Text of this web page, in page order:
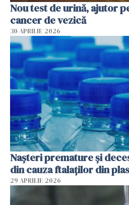
Nou test de urină, ajutor
cancer de vezică
30 APRILIE 2026
Nașteri premature și
din cauza ftalaților din
29 APRILIE 2026